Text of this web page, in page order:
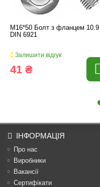
M16*50 Болт з фланцем 10.9
DIN 6921
Залишити відгук
41 ₴
ІНФОРМАЦІЯ
Про нас
Виробники
Вакансії
Сертифікати